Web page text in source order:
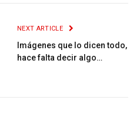
NEXT ARTICLE
Imágenes que lo dicen todo,
hace falta decir algo…